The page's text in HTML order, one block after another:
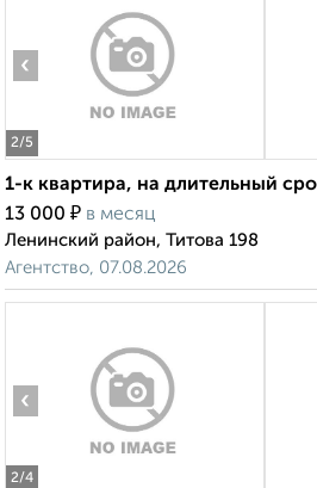
2/5
‹
1-к квартира, на длительный
13 000 ₽ в месяц
Ленинский район, Титова 198
Агентство, 07.08.2026
2/4
‹